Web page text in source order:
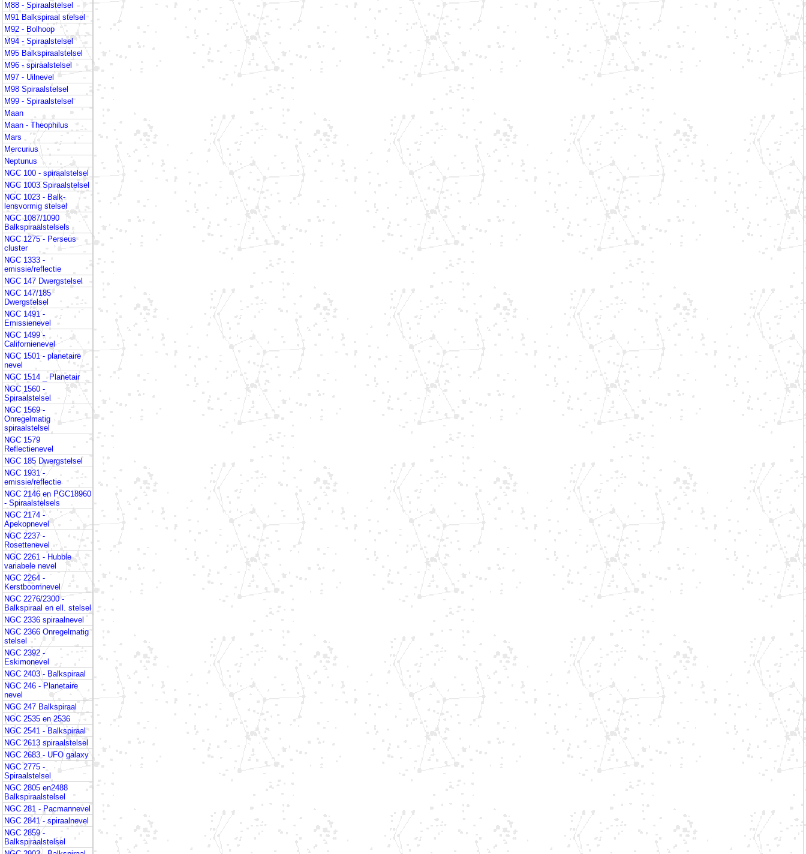
M88 - Spiraalstelsel
M91 Balkspiraal stelsel
M92 - Bolhoop
M94 - Spiraalstelsel
M95 Balkspiraalstelsel
M96 - spiraalstelsel
M97 - Uilnevel
M98 Spiraalstelsel
M99 - Spiraalstelsel
Maan
Maan - Theophilus
Mars
Mercurius
Neptunus
NGC 100 - spiraalstelsel
NGC 1003 Spiraalstelsel
NGC 1023 - Balk-
lensvormig stelsel
NGC 1087/1090
Balkspiraalstelsels
NGC 1275 - Perseus
cluster
NGC 1333 -
emissie/reflectie
NGC 147 Dwergstelsel
NGC 147/185
Dwergstelsel
NGC 1491 -
Emissienevel
NGC 1499 -
Californienevel
NGC 1501 - planetaire
nevel
NGC 1514 _ Planetair
NGC 1560 -
Spiraalstelsel
NGC 1569 -
Onregelmatig
spiraalstelsel
NGC 1579
Reflectienevel
NGC 185 Dwergstelsel
NGC 1931 -
emissie/reflectie
NGC 2146 en PGC18960
- Spiraalstelsels
NGC 2174 -
Apekopnevel
NGC 2237 -
Rosettenevel
NGC 2261 - Hubble
variabele nevel
NGC 2264 -
Kerstboomnevel
NGC 2276/2300 -
Balkspiraal en ell. stelsel
NGC 2336 spiraalnevel
NGC 2366 Onregelmatig
stelsel
NGC 2392 -
Eskimonevel
NGC 2403 - Balkspiraal
NGC 246 - Planetaire
nevel
NGC 247 Balkspiraal
NGC 2535 en 2536
NGC 2541 - Balkspiraal
NGC 2613 spiraalstelsel
NGC 2683 - UFO galaxy
NGC 2775 -
Spiraalstelsel
NGC 2805 en2488
Balkspiraalstelsel
NGC 281 - Pacmannevel
NGC 2841 - spiraalnevel
NGC 2859 -
Balkspiraalstelsel